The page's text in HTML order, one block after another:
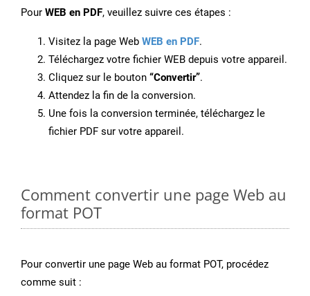
Pour WEB en PDF, veuillez suivre ces étapes :
Visitez la page Web WEB en PDF.
Téléchargez votre fichier WEB depuis votre appareil.
Cliquez sur le bouton “Convertir”.
Attendez la fin de la conversion.
Une fois la conversion terminée, téléchargez le
fichier PDF sur votre appareil.
Comment convertir une page Web au
format POT
Pour convertir une page Web au format POT, procédez
comme suit :